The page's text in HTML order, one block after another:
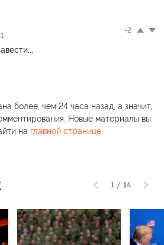
-2
более, чем 24 часа назад, а значит,
Новые материалы вы
на главной странице.
1 / 14